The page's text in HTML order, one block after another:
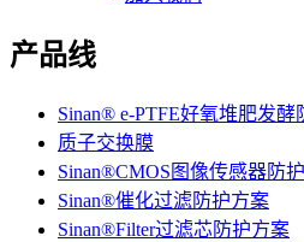
产品线
Sinan® e-PTFE好氧堆肥发酵
质子交换膜
Sinan®CMOS图像传感器防
Sinan®催化过滤防护方案
Sinan®Filter过滤芯防护方案